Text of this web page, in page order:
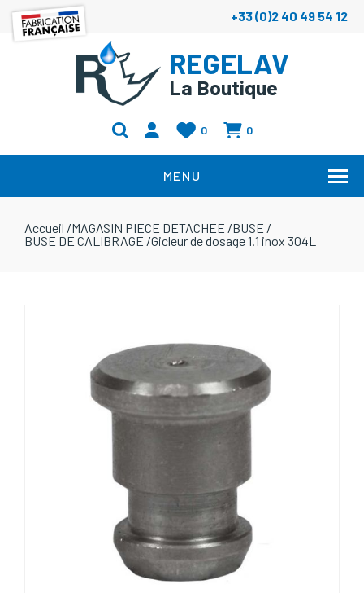
+33 (0)2 40 49 54 12
REGELAV
La Boutique
0 0
MENU
Accueil /MAGASIN PIECE DETACHEE /BUSE /
BUSE DE CALIBRAGE /Gicleur de dosage 1.1 inox 304L